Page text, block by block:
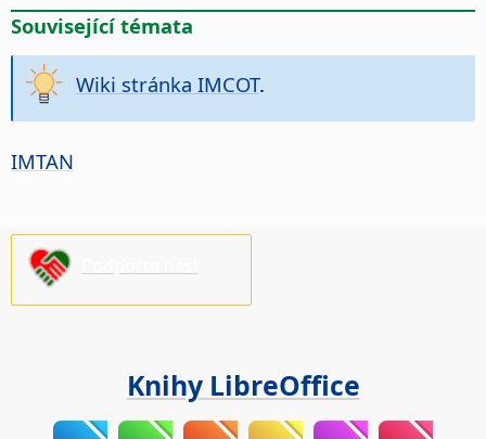
Související témata
Wiki stránka IMCOT.
IMTAN
Knihy LibreOffice